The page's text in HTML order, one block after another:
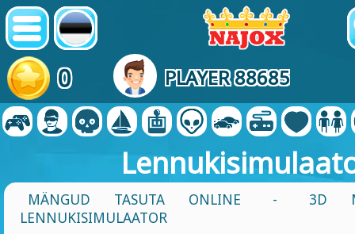
0 PLAYER 88685
MÄNGUD TASUTA ONLINE -
3D
LENNUKISIMULAATOR